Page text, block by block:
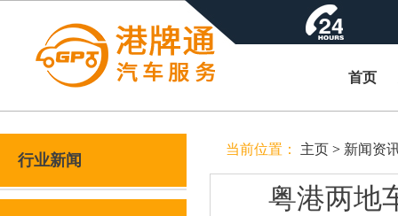
首页
行业新闻
当前位置： 主页 > 新闻资
粤港两地